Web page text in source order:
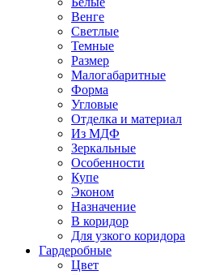
Венге
Светлые
Темные
Размер
Малогабаритные
Форма
Угловые
Отделка и материал
Из МДФ
Зеркальные
Особенности
Купе
Эконом
Назначение
В коридор
Для узкого коридора
Гардеробные
Цвет